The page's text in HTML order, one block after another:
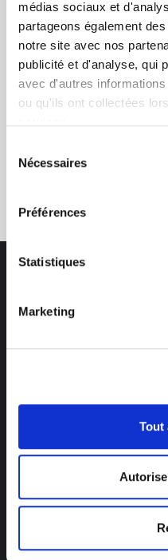
médias sociaux et
partageons également
notre site avec nos
publicité et d'analyse, qui
avec d'autres
ou qu'ils ont collectées
Nécessaires
Préférences
Statistiques
Marketing
Tout
+ de 10
dans le
Des professionnels
de 8h à 12h et de
Catégories
Décoration Solaire